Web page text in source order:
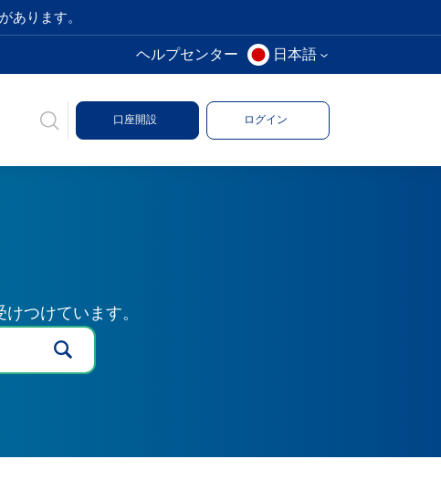
あります。
ヘルプセンター 日本語
口座開設 ログイン
つけています。